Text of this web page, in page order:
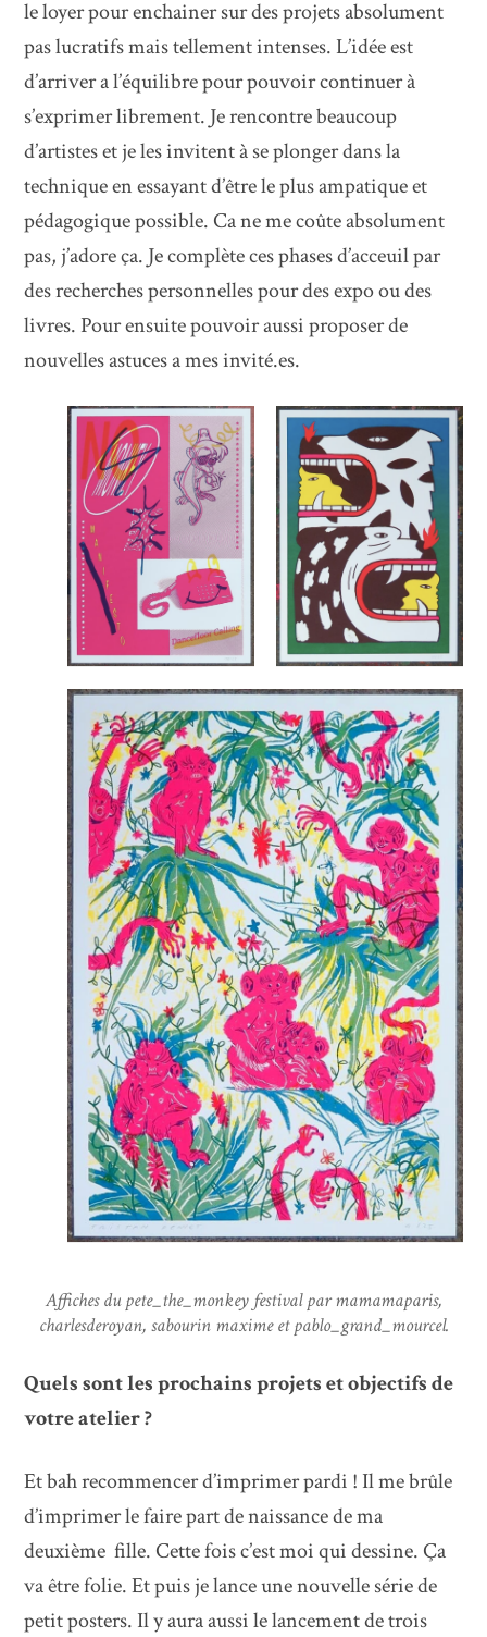
le loyer pour enchainer sur des projets absolument
pas lucratifs mais tellement intenses. L’idée est
d’arriver a l’équilibre pour pouvoir continuer à
s’exprimer librement. Je rencontre beaucoup
d’artistes et je les invitent à se plonger dans la
technique en essayant d’être le plus ampatique et
pédagogique possible. Ca ne me coûte absolument
pas, j’adore ça. Je complète ces phases d’acceuil par
des recherches personnelles pour des expo ou des
livres. Pour ensuite pouvoir aussi proposer de
nouvelles astuces a mes invité.es.
Affiches du pete_the_monkey festival par mamamaparis,
charlesderoyan, sabourin maxime et pablo_grand_mourcel.
Quels sont les prochains projets et objectifs de
votre atelier ?
Et bah recommencer d’imprimer pardi ! Il me brûle
d’imprimer le faire part de naissance de ma
deuxième fille. Cette fois c’est moi qui dessine. Ça
va être folie. Et puis je lance une nouvelle série de
petit posters. Il y aura aussi le lancement de trois